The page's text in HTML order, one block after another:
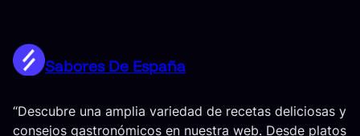
Sabores De España
“Descubre una amplia variedad de recetas deliciosas y
consejos gastronómicos en nuestra web. Desde platos